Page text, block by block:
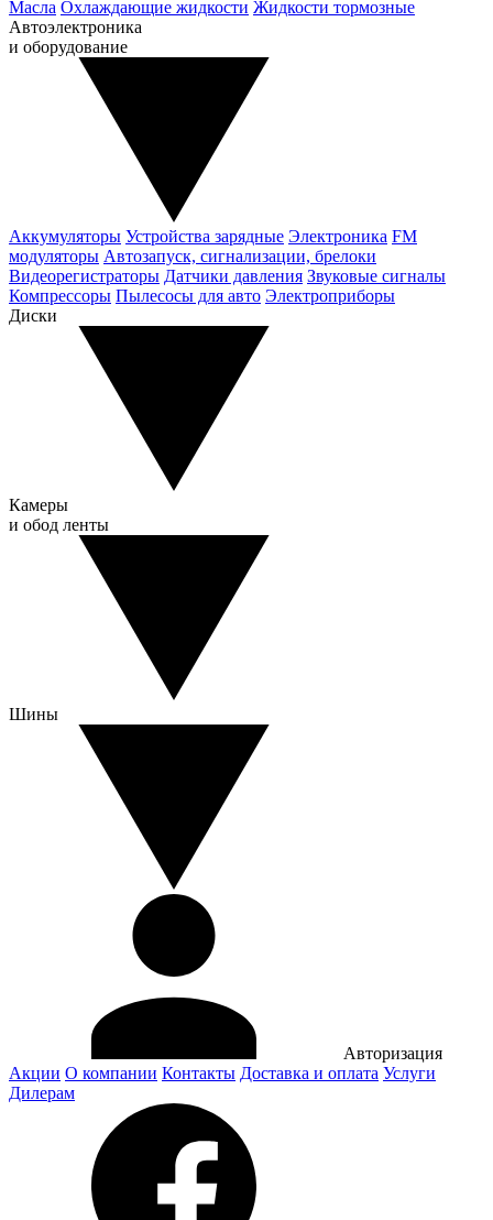
Масла Охлаждающие жидкости Жидкости тормозные
Автоэлектроника
и оборудование
Аккумуляторы Устройства зарядные Электроника FM
модуляторы Автозапуск, сигнализации, брелоки
Видеорегистраторы Датчики давления Звуковые сигналы
Компрессоры Пылесосы для авто Электроприборы
Диски
Камеры
и обод ленты
Шины
Авторизация
Акции О компании Контакты Доставка и оплата Услуги
Дилерам